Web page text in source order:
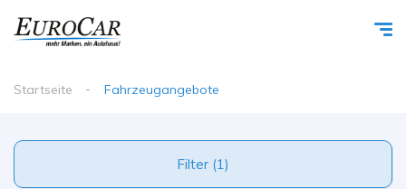
Startseite Fahrzeugangebote
Filter (1)